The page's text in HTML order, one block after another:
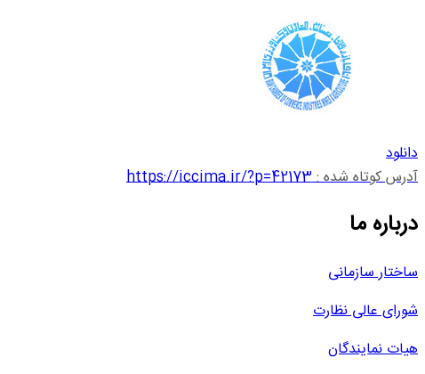
دانلود
آدرس کوتاه شده :https://iccima.ir/?p=42173
درباره ما
ساختار سازمانی
شورای عالی نظارت
هیات نمایندگان